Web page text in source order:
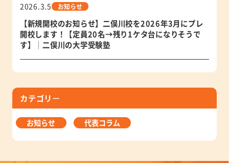
2026.3.5 お知らせ
【新規開校のお知らせ】二俣川校を2026年3月にプレ
開校します！【定員20名→残り1ケタ台になりそうで
す】│二俣川の大学受験塾
カテゴリー
お知らせ 代表コラム